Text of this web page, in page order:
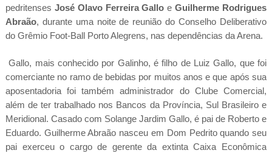
pedritenses José Olavo Ferreira Gallo eGuilherme Rodrigues
Abraão, durante uma noite de reunião do Conselho Deliberativo
do Grêmio Foot-Ball Porto Alegrens, nas dependências da Arena.
Gallo, mais conhecido por Galinho, é filho de Luiz Gallo, que foi
comerciante no ramo de bebidas por muitos anos e que após sua
aposentadoria foi também administrador do Clube Comercial,
além de ter trabalhado nos Bancos da Província, Sul Brasileiro e
Meridional. Casado com Solange Jardim Gallo, é pai de Roberto e
Eduardo. Guilherme Abraão nasceu em Dom Pedrito quando seu
pai exerceu o cargo de gerente da extinta Caixa Econômica